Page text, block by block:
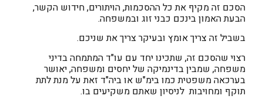
הסכם זה מקיף את כל ההסכמות, הויתורים, חידוש הקשר,
הבעת האמון בינכם כבני זוג ובמשפחה.
בשביל זה צריך אומץ ובעיקר צריך את שניכם.
רצוי שהסכם זה, שתכינו יחד עם עו"ד המתמחה בדיני
משפחה, שמבין בדינמיקה של יחסים ומשפחה, יאושר
בערכאה משפטית כמו בימ"ש או ביה"ד זאת על מנת לתת
תוקף ומחויבות לניסיון שאתם משקיעים בו.